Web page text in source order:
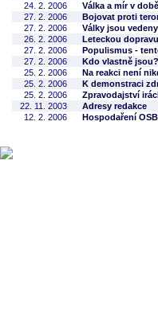
24. 2. 2006
Válka a mír v
27. 2. 2006
Bojovat proti
27. 2. 2006
Války jsou
26. 2. 2006
Leteckou
27. 2. 2006
Populismus -
27. 2. 2006
Kdo vlastně jsou?
25. 2. 2006
Na reakci není
25. 2. 2006
K demonstraci
25. 2. 2006
Zpravodajství
22. 11. 2003
Adresy redakce
12. 2. 2006
Hospodaření